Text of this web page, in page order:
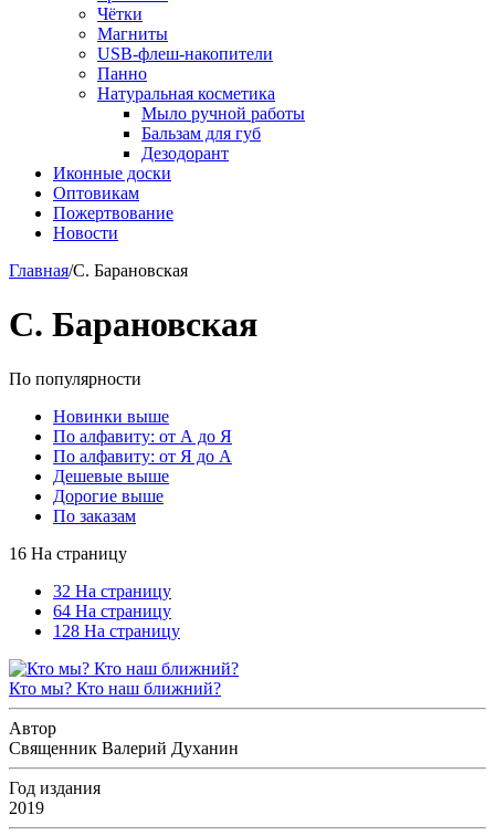
Чётки
Магниты
USB-флеш-накопители
Панно
Натуральная косметика
Мыло ручной работы
Бальзам для губ
Дезодорант
Иконные доски
Оптовикам
Пожертвование
Новости
Главная/С. Барановская
С. Барановская
По популярности
Новинки выше
По алфавиту: от А до Я
По алфавиту: от Я до А
Дешевые выше
Дорогие выше
По заказам
16 На страницу
32 На страницу
64 На страницу
128 На страницу
Кто мы? Кто наш ближний?
Автор
Священник Валерий Духанин
Год издания
2019